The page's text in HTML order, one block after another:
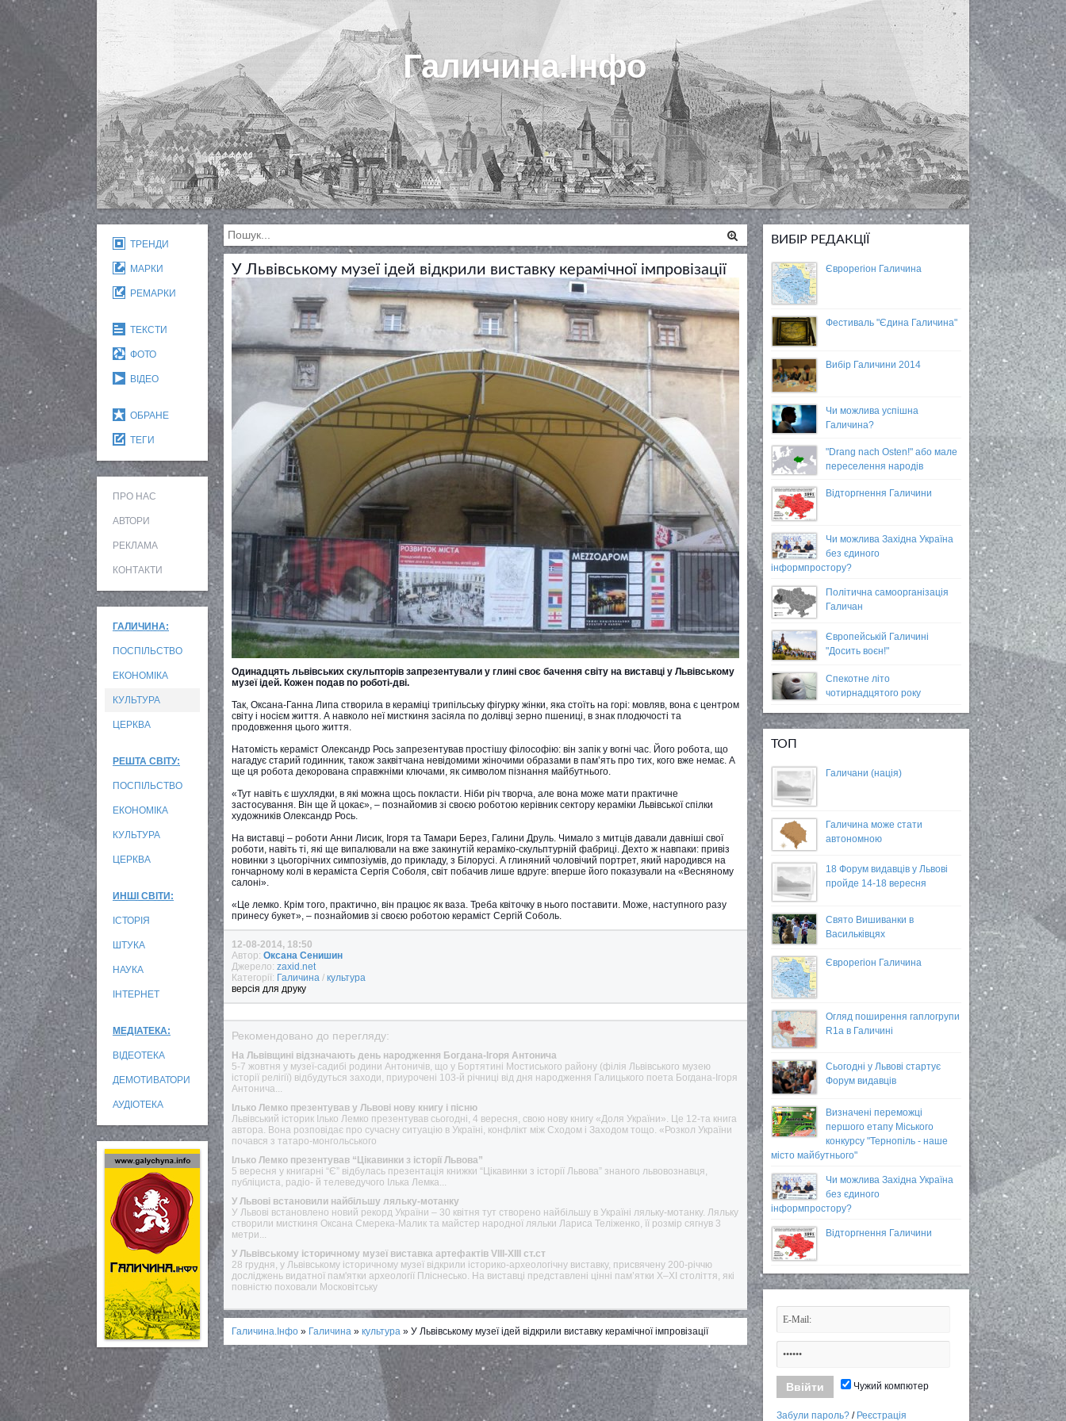
Галичина.Інфо
ТРЕНДИ
МАРКИ
РЕМАРКИ
ТЕКСТИ
ФОТО
ВІДЕО
ОБРАНЕ
ТЕГИ
ПРО НАС
АВТОРИ
РЕКЛАМА
КОНТАКТИ
ГАЛИЧИНА:
ПОСПІЛЬСТВО
ЕКОНОМІКА
КУЛЬТУРА
ЦЕРКВА
РЕШТА СВІТУ:
ПОСПІЛЬСТВО
ЕКОНОМІКА
КУЛЬТУРА
ЦЕРКВА
ИНШІ СВІТИ:
ІСТОРІЯ
ШТУКА
НАУКА
ІНТЕРНЕТ
МЕДІАТЕКА:
ВІДЕОТЕКА
ДЕМОТИВАТОРИ
АУДІОТЕКА
У Львівському музеї ідей відкрили виставку керамічної імпровізації
Одинадцять львівських скульпторів запрезентували у глині своє бачення світу на виставці у Львівському
музеї ідей. Кожен подав по роботі-дві.
Так, Оксана-Ганна Липа створила в кераміці трипільську фігурку жінки, яка стоїть на горі: мовляв, вона є центром
світу і носієм життя. А навколо неї мисткиня засіяла по долівці зерно пшениці, в знак плодючості та
продовження цього життя.
Натомість кераміст Олександр Рось запрезентував простішу філософію: він запік у вогні час. Його робота, що
нагадує старий годинник, також заквітчана невідомими жіночими образами в пам’ять про тих, кого вже немає. А
ще ця робота декорована справжніми ключами, як символом пізнання майбутнього.
«Тут навіть є шухлядки, в які можна щось покласти. Ніби річ творча, але вона може мати практичне
застосування. Він ще й цокає», – познайомив зі своєю роботою керівник сектору кераміки Львівської спілки
художників Олександр Рось.
На виставці – роботи Анни Лисик, Ігоря та Тамари Берез, Галини Друль. Чимало з митців давали давніші свої
роботи, навіть ті, які ще випалювали на вже закинутій кераміко-скульптурній фабриці. Дехто ж навпаки: привіз
новинки з цьогорічних симпозіумів, до прикладу, з Білорусі. А глиняний чоловічий портрет, який народився на
гончарному колі в кераміста Сергія Соболя, світ побачив лише вдруге: вперше його показували на «Весняному
салоні».
«Це лемко. Крім того, практично, він працює як ваза. Треба квіточку в нього поставити. Може, наступного разу
принесу букет», – познайомив зі своєю роботою кераміст Сергій Соболь.
12-08-2014, 18:50
Автор: Оксана Сенишин
Джерело: zaxid.net
Категорії: Галичина / культура
версія для друку
Рекомендовано до перегляду:
На Львівщині відзначають день народження Богдана-Ігоря Антонича
5-7 жовтня у музеї-садибі родини Антоничів, що у Бортятині Мостиського району (філія Львівського музею
історії релігії) відбудуться заходи, приурочені 103-й річниці від дня народження Галицького поета Богдана-Ігоря
Антонича...
Ілько Лемко презентував у Львові нову книгу і пісню
Львівський історик Ілько Лемко презентував сьогодні, 4 вересня, свою нову книгу «Доля України». Це 12-та книга
автора. Вона розповідає про сучасну ситуацію в Україні, конфлікт між Сходом і Заходом тощо. «Розкол України
почався з татаро-монгольського
Ілько Лемко презентував “Цікавинки з історії Львова”
5 вересня у книгарні “Є” відбулась презентація книжки “Цікавинки з історії Львова” знаного львовознавця,
публіциста, радіо- й телеведучого Ілька Лемка...
У Львові встановили найбільшу ляльку-мотанку
У Львові встановлено новий рекорд України – 30 квітня тут створено найбільшу в Україні ляльку-мотанку. Ляльку
створили мисткиня Оксана Смерека-Малик та майстер народної ляльки Лариса Теліженко, її розмір сягнув 3
метри...
У Львівському історичному музеї виставка артефактів VIII-XIII ст.ст
28 грудня, у Львівському історичному музеї відкрили історико-археологічну виставку, присвячену 200-річчю
досліджень видатної пам'ятки археології Пліснесько. На виставці представлені цінні пам’ятки Х–ХІ століття, які
повністю поховали Московітську
Галичина.Інфо » Галичина » культура » У Львівському музеї ідей відкрили виставку керамічної імпровізації
ВИБІР РЕДАКЦІЇ
Єврорегіон Галичина
Фестиваль "Єдина Галичина"
Вибір Галичини 2014
Чи можлива успішна
Галичина?
"Drang nach Osten!" або мале
переселення народів
Відторгнення Галичини
Чи можлива Західна Україна
без єдиного
інформпростору?
Політична самоорганізація
Галичан
Європейській Галичині
"Досить воєн!"
Спекотне літо
чотирнадцятого року
ТОП
Галичани (нація)
Галичина може стати
автономною
18 Форум видавців у Львові
пройде 14-18 вересня
Свято Вишиванки в
Васильківцях
Єврорегіон Галичина
Огляд поширення гаплогрупи
R1a в Галичині
Сьогодні у Львові стартує
Форум видавців
Визначені переможці
першого етапу Міського
конкурсу "Тернопіль - наше
місто майбутнього"
Чи можлива Західна Україна
без єдиного
інформпростору?
Відторгнення Галичини
Чужий компютер
Забули пароль? / Реєстрація